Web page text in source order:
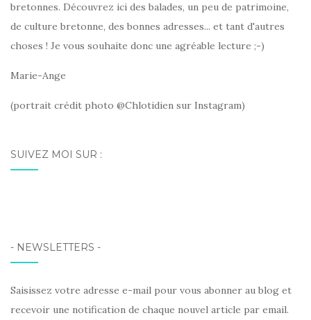
bretonnes. Découvrez ici des balades, un peu de patrimoine,
de culture bretonne, des bonnes adresses... et tant d'autres
choses ! Je vous souhaite donc une agréable lecture ;-)
Marie-Ange
(portrait crédit photo @Chlotidien sur Instagram)
SUIVEZ MOI SUR :
- NEWSLETTERS -
Saisissez votre adresse e-mail pour vous abonner au blog et
recevoir une notification de chaque nouvel article par email.